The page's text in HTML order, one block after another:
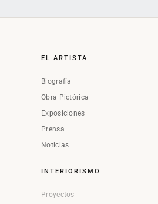
EL ARTISTA
Biografía
Obra Pictórica
Exposiciones
Prensa
Noticias
INTERIORISMO
Proyectos